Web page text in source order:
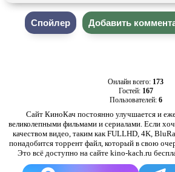
Онлайн всего: 173
Гостей: 167
Пользователей: 6
Сайт КиноКач постоянно улучшается и
великолепными фильмами и сериалами. Если
качеством видео, таким как FULLHD, 4K,
понадобится торрент файл, который в свою
Это всё доступно на сайте kino-kach.ru